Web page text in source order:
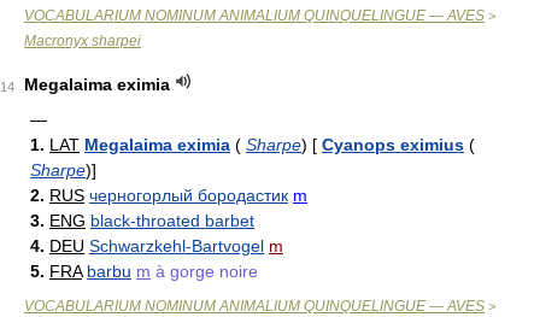
VOCABULARIUM NOMINUM ANIMALIUM QUINQUELINGUE — AVES >
Macronyx sharpei
14
Megalaima eximia
—
1. LAT Megalaima eximia ( Sharpe) [ Cyanops eximius (
Sharpe)]
2. RUS черногорлый бородастик m
3. ENG black-throated barbet
4. DEU Schwarzkehl-Bartvogel m
5. FRA barbu m à gorge noire
VOCABULARIUM NOMINUM ANIMALIUM QUINQUELINGUE — AVES >